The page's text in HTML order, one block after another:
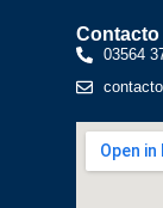
Contacto
03564